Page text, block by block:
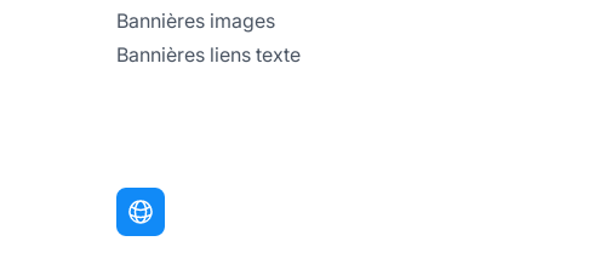
Bannières images
Bannières liens texte